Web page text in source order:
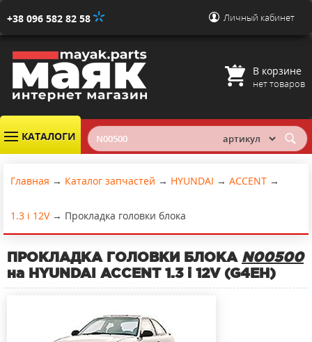
+38 096 582 82 58 Личный кабинет
В корзине
нет товаров
КАТАЛОГИ
Главная → Каталог запчастей → HYUNDAI → ACCENT →
1.3 i 12V → Прокладка головки блока
ПРОКЛАДКА ГОЛОВКИ БЛОКА N00500
на HYUNDAI ACCENT 1.3 i 12V (G4EH)